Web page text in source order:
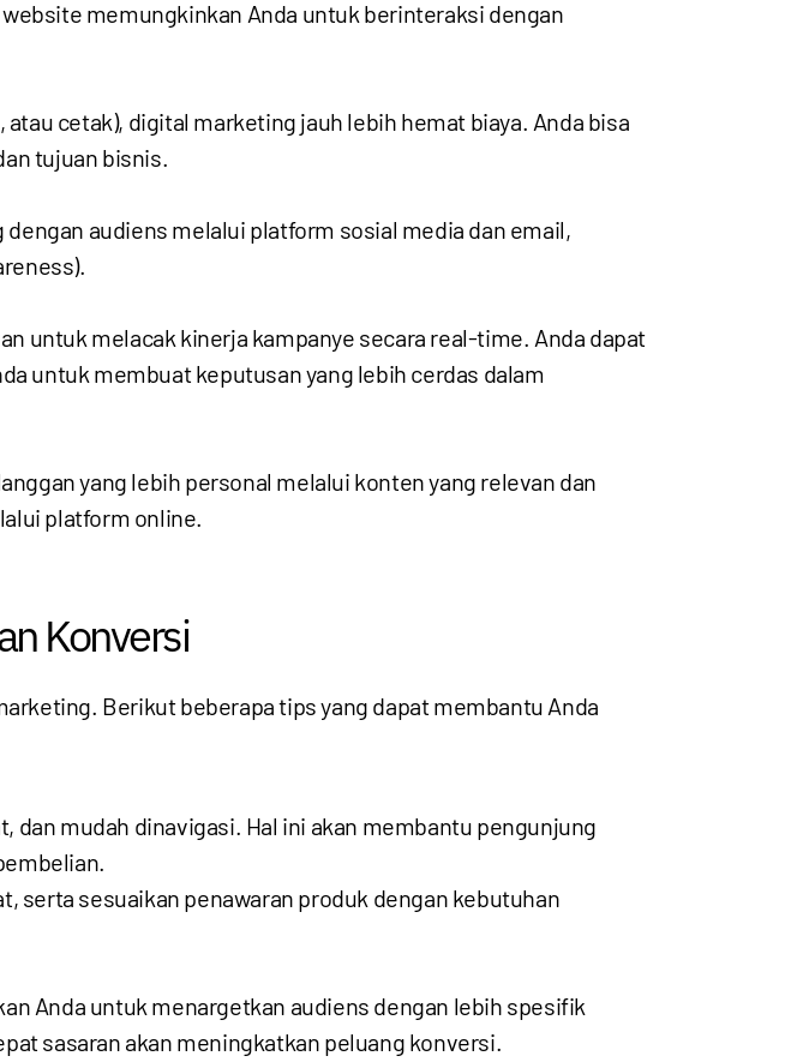
memungkinkan Anda untuk berinteraksi dengan
cetak), digital marketing jauh lebih hemat biaya. Anda bisa
tujuan bisnis.
audiens melalui platform sosial media dan email,
untuk melacak kinerja kampanye secara real-time. Anda dapat
untuk membuat keputusan yang lebih cerdas dalam
yang lebih personal melalui konten yang relevan dan
platform online.
Konversi
Berikut beberapa tips yang dapat membantu Anda
mudah dinavigasi. Hal ini akan membantu pengunjung
serta sesuaikan penawaran produk dengan kebutuhan
Anda untuk menargetkan audiens dengan lebih spesifik
sasaran akan meningkatkan peluang konversi.